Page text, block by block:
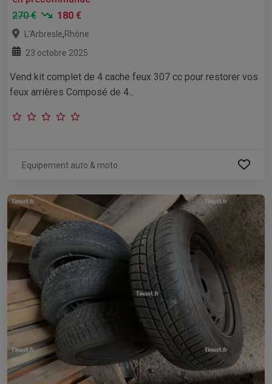
270 €
180 €
L'Arbresle,Rhône
23 octobre 2025
Vend kit complet de 4 cache feux 307 cc pour restorer vos
feux arrières Composé de 4...
Equipement auto & moto